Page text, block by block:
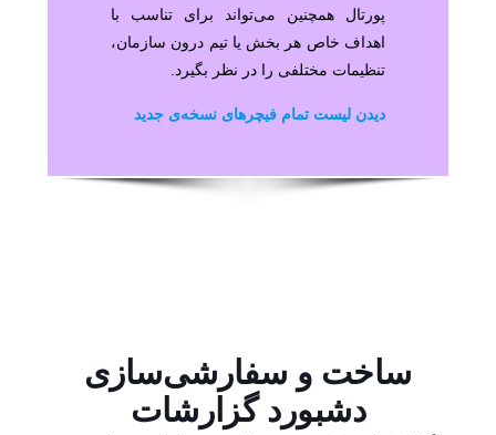
پورتال همچنین می‌تواند برای تناسب با
اهداف خاص هر بخش یا تیم درون سازمان،
تنظیمات مختلفی را در نظر بگیرد.
دیدن لیست تمام فیچرهای نسخه‌ی جدید
ساخت و سفارشی‌سازی
دشبورد گزارشات